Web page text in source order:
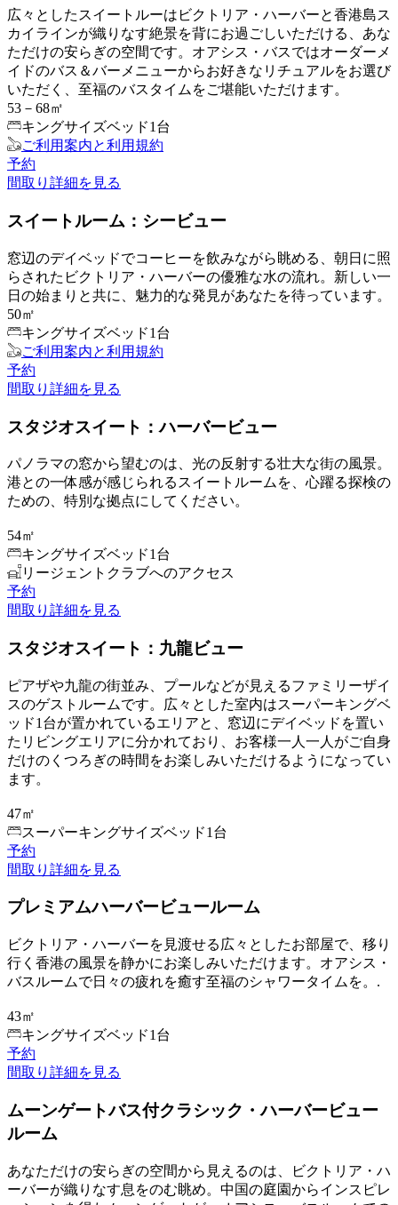
広々としたスイートルーはビクトリア・ハーバーと香港島ス
カイラインが織りなす絶景を背にお過ごしいただける、あな
ただけの安らぎの空間です。オアシス・バスではオーダーメ
イドのバス＆バーメニューからお好きなリチュアルをお選び
いただく、至福のバスタイムをご堪能いただけます。
53－68㎡
キングサイズベッド1台
ご利用案内と利用規約
予約
間取り 詳細を見る
スイートルーム：シービュー
窓辺のデイベッドでコーヒーを飲みながら眺める、朝日に照
らされたビクトリア・ハーバーの優雅な水の流れ。新しい一
日の始まりと共に、魅力的な発見があなたを待っています。
50㎡
キングサイズベッド1台
ご利用案内と利用規約
予約
間取り 詳細を見る
スタジオスイート：ハーバービュー
パノラマの窓から望むのは、光の反射する壮大な街の風景。
港との一体感が感じられるスイートルームを、心躍る探検の
ための、特別な拠点にしてください。
54㎡
キングサイズベッド1台
リージェントクラブへのアクセス
予約
間取り 詳細を見る
スタジオスイート：九龍ビュー
ピアザや九龍の街並み、プールなどが見えるファミリーザイ
スのゲストルームです。広々とした室内はスーパーキングベ
ッド1台が置かれているエリアと、窓辺にデイベッドを置い
たリビングエリアに分かれており、お客様一人一人がご自身
だけのくつろぎの時間をお楽しみいただけるようになってい
ます。
47㎡
スーパーキングサイズベッド1台
予約
間取り 詳細を見る
プレミアムハーバービュールーム
ビクトリア・ハーバーを見渡せる広々としたお部屋で、移り
行く香港の風景を静かにお楽しみいただけます。オアシス・
バスルームで日々の疲れを癒す至福のシャワータイムを。.
43㎡
キングサイズベッド1台
予約
間取り 詳細を見る
ムーンゲートバス付クラシック・ハーバービュー
ルーム
あなただけの安らぎの空間から見えるのは、ビクトリア・ハ
ーバーが織りなす息をのむ眺め。中国の庭園からインスピレ